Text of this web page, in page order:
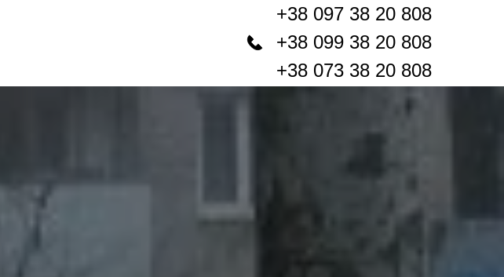
+38 097 38 20 808
+38 099 38 20 808
+38 073 38 20 808